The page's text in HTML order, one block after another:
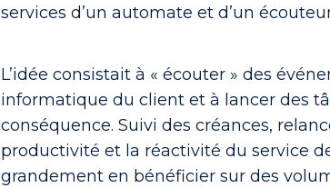
services d’un automate et d’un
L’idée consistait à « écouter » des
informatique du client et à lancer des
conséquence. Suivi des créances,
productivité et la réactivité du service
grandement en bénéficier sur des